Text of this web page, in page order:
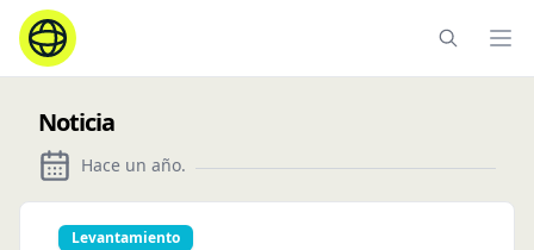
Noticia
Hace un año.
Levantamiento